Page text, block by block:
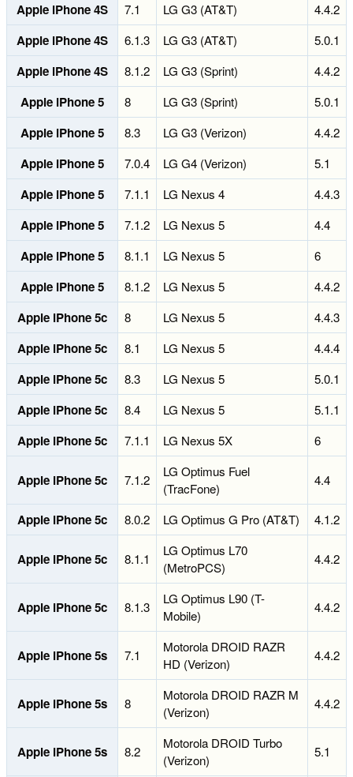
Apple iPhone 4S 7.1 LG G3 (AT&T) 4.4.2
Apple iPhone 4S 6.1.3 LG G3 (AT&T) 5.0.1
Apple iPhone 4S 8.1.2 LG G3 (Sprint) 4.4.2
Apple iPhone 5 8 LG G3 (Sprint) 5.0.1
Apple iPhone 5 8.3 LG G3 (Verizon) 4.4.2
Apple iPhone 5 7.0.4 LG G4 (Verizon) 5.1
Apple iPhone 5 7.1.1 LG Nexus 4 4.4.3
Apple iPhone 5 7.1.2 LG Nexus 5 4.4
Apple iPhone 5 8.1.1 LG Nexus 5 6
Apple iPhone 5 8.1.2 LG Nexus 5 4.4.2
Apple iPhone 5c 8 LG Nexus 5 4.4.3
Apple iPhone 5c 8.1 LG Nexus 5 4.4.4
Apple iPhone 5c 8.3 LG Nexus 5 5.0.1
Apple iPhone 5c 8.4 LG Nexus 5 5.1.1
Apple iPhone 5c 7.1.1 LG Nexus 5X 6
Apple iPhone 5c 7.1.2
LG Optimus Fuel
(TracFone)
4.4
Apple iPhone 5c 8.0.2 LG Optimus G Pro (AT&T) 4.1.2
Apple iPhone 5c 8.1.1
LG Optimus L70
(MetroPCS)
4.4.2
Apple iPhone 5c 8.1.3
LG Optimus L90 (T-
Mobile)
4.4.2
Apple iPhone 5s 7.1
Motorola DROID RAZR
HD (Verizon)
4.4.2
Apple iPhone 5s 8
Motorola DROID RAZR M
(Verizon)
4.4.2
Apple iPhone 5s 8.2
Motorola DROID Turbo
(Verizon)
5.1